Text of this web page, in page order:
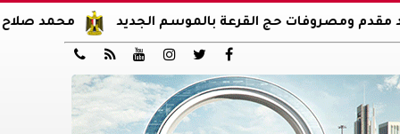
محمد صلاح يوقع عقود حج القرعة بالموسم الجديد





